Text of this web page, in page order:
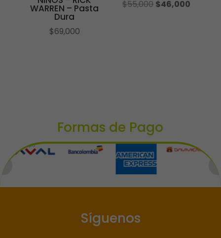
WARREN – Pasta
Dura
$69,000
$55,000 El
$46,000
Formas de Pago
Síguenos